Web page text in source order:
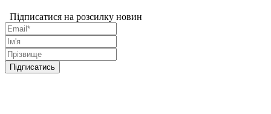
Підписатися на розсилку новин